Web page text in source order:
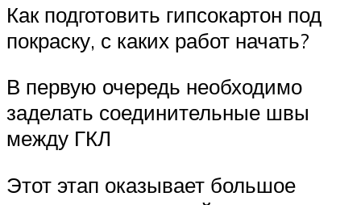
Как подготовить гипсокартон под
покраску, с каких работ начать?
В первую очередь необходимо
заделать соединительные швы
между ГКЛ
Этот этап оказывает большое